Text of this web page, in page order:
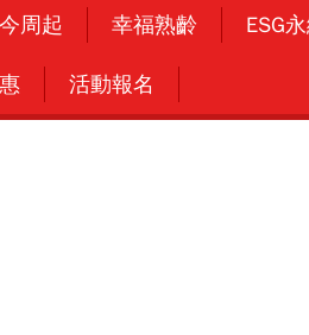
周起 幸福熟齡 ESG
活動報名